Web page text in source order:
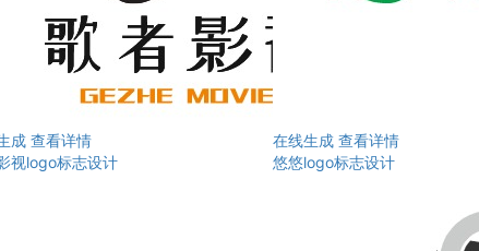
成 查看详情
视logo标志设计
在线生成 查看详情
悠悠logo标志设计